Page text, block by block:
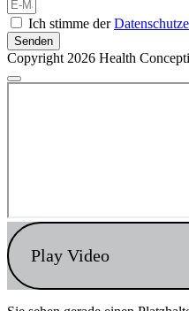
Ich stimme der
Senden
Copyright 2026 Health
Play Video